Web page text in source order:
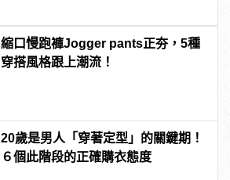
縮口慢跑褲Jogger pants正夯，5種
穿搭風格跟上潮流！
20歲是男人「穿著定型」的關鍵期！
６個此階段的正確購衣態度